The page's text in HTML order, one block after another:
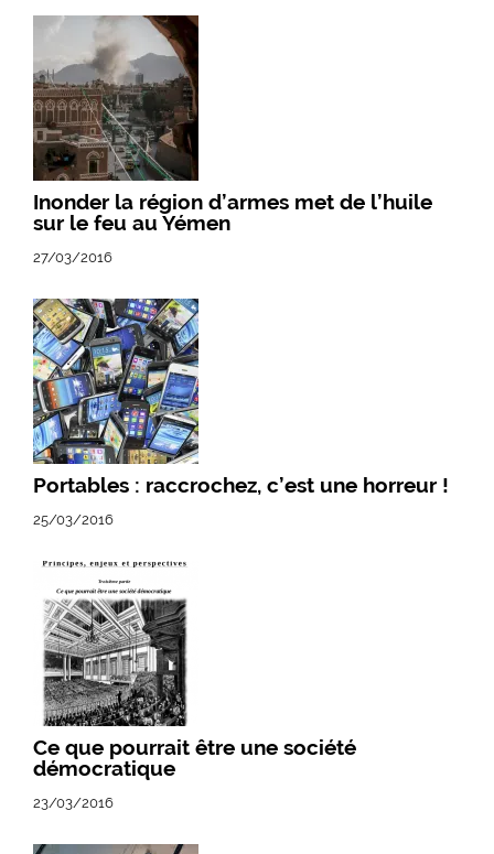
Inonder la région d’armes met de l’huile
sur le feu au Yémen
27/03/2016
Portables : raccrochez, c’est une horreur !
25/03/2016
Ce que pourrait être une société
démocratique
23/03/2016